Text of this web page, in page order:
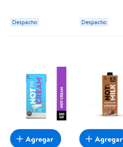
5un 150 g Notco
Despacho
150 g Notco
Despacho
Agregar Agregar